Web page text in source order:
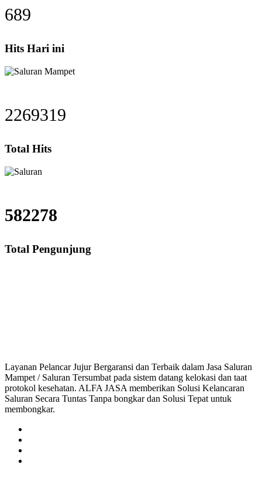
689
Hits Hari ini
2269319
Total Hits
582278
Total Pengunjung
Layanan Pelancar Jujur Bergaransi dan Terbaik dalam Jasa Saluran
Mampet / Saluran Tersumbat pada sistem datang kelokasi dan taat
protokol kesehatan. ALFA JASA memberikan Solusi Kelancaran
Saluran Secara Tuntas Tanpa bongkar dan Solusi Tepat untuk
membongkar.